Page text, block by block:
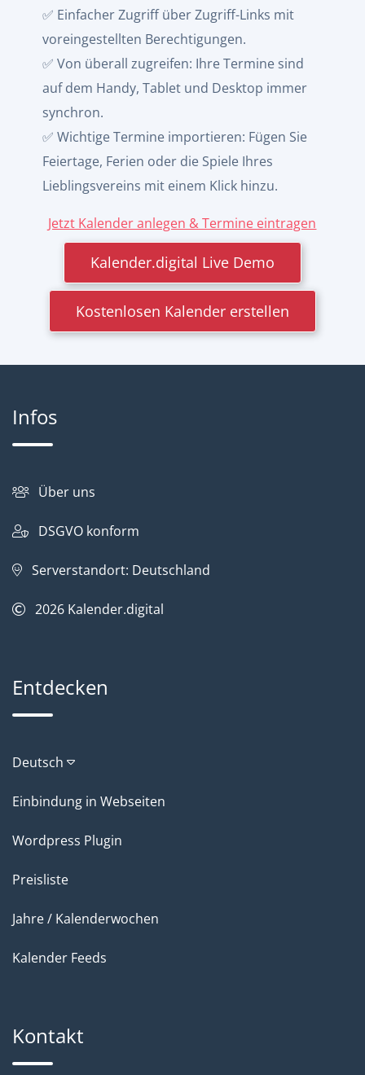
✅ Einfacher Zugriff über Zugriff-Links mit
voreingestellten Berechtigungen.
✅ Von überall zugreifen: Ihre Termine sind
auf dem Handy, Tablet und Desktop immer
synchron.
✅ Wichtige Termine importieren: Fügen Sie
Feiertage, Ferien oder die Spiele Ihres
Lieblingsvereins mit einem Klick hinzu.
Jetzt Kalender anlegen & Termine eintragen
Kalender.digital Live Demo
Kostenlosen Kalender erstellen
Infos
Über uns
DSGVO konform
Serverstandort: Deutschland
2026 Kalender.digital
Entdecken
Deutsch
Einbindung in Webseiten
Wordpress Plugin
Preisliste
Jahre / Kalenderwochen
Kalender Feeds
Kontakt